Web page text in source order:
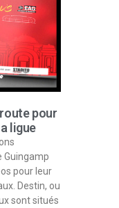
pour
ligue
Guingamp
pour leur
Destin, ou
sont situés